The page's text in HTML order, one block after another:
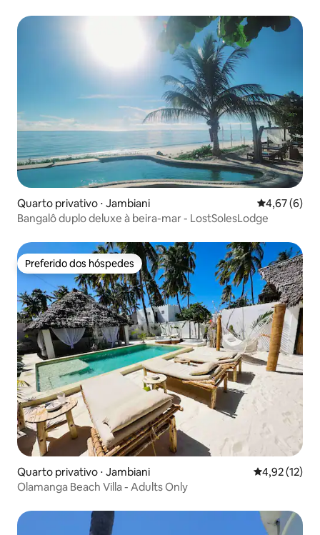
Quarto privativo ⋅ Jambiani 4,67 de uma
4,67 (6)
Bangalô duplo deluxe à beira-mar - LostSolesLodge
Preferido dos hóspedes
Preferido dos hóspedes
Quarto privativo ⋅ Jambiani 4,92 de uma
4,92 (12)
Olamanga Beach Villa - Adults Only